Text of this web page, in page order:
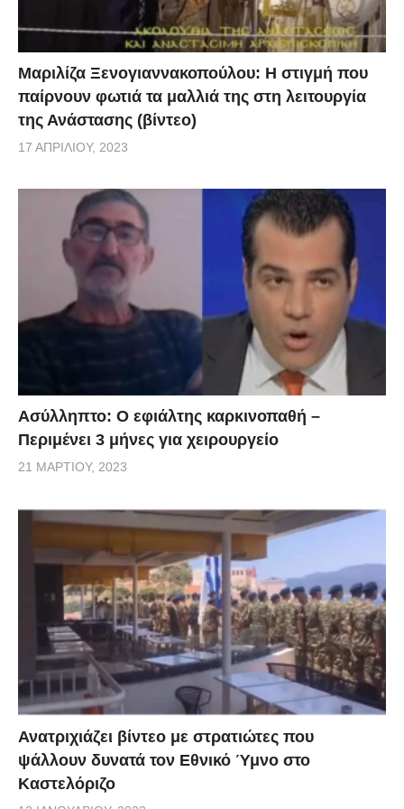
φοβήθηκα. Μέχρι και σήμερα είμαι σε κατάσταση
σοκ” λέει μεταξύ άλλων ο 21χρονος.
Μαριλίζα Ξενογιαννακοπούλου: Η στιγμή που
παίρνουν φωτιά τα μαλλιά της στη λειτουργία
της Ανάστασης (βίντεο)
17 ΑΠΡΙΛΊΟΥ, 2023
Ασύλληπτο: Ο εφιάλτης καρκινοπαθή –
Περιμένει 3 μήνες για χειρουργείο
21 ΜΑΡΤΊΟΥ, 2023
Ανατριχιάζει βίντεο με στρατιώτες που
ψάλλουν δυνατά τον Εθνικό Ύμνο στο
Καστελόριζο